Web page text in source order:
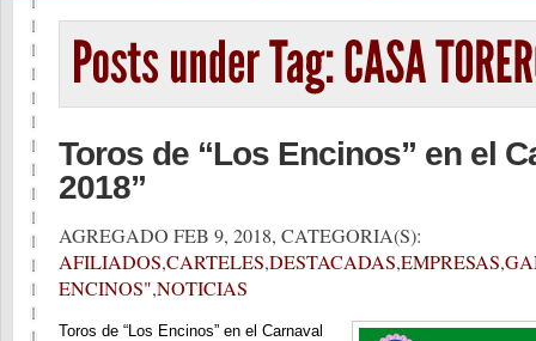
Toros de “Los Encinos” en el
2018”
AGREGADO FEB 9, 2018, CATEGORIA(S):
AFILIADOS,CARTELES,DESTACADAS,EMPRESAS,
ENCINOS",NOTICIAS
Toros de “Los Encinos” en el Carnaval